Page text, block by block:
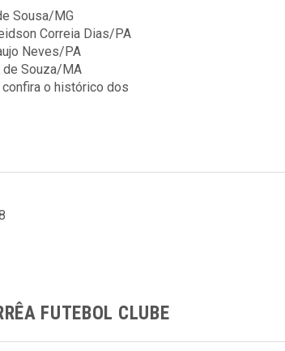
Sousa/MG
Correia Dias/PA
Neves/PA
de Souza/MA
o histórico dos
FUTEBOL CLUBE